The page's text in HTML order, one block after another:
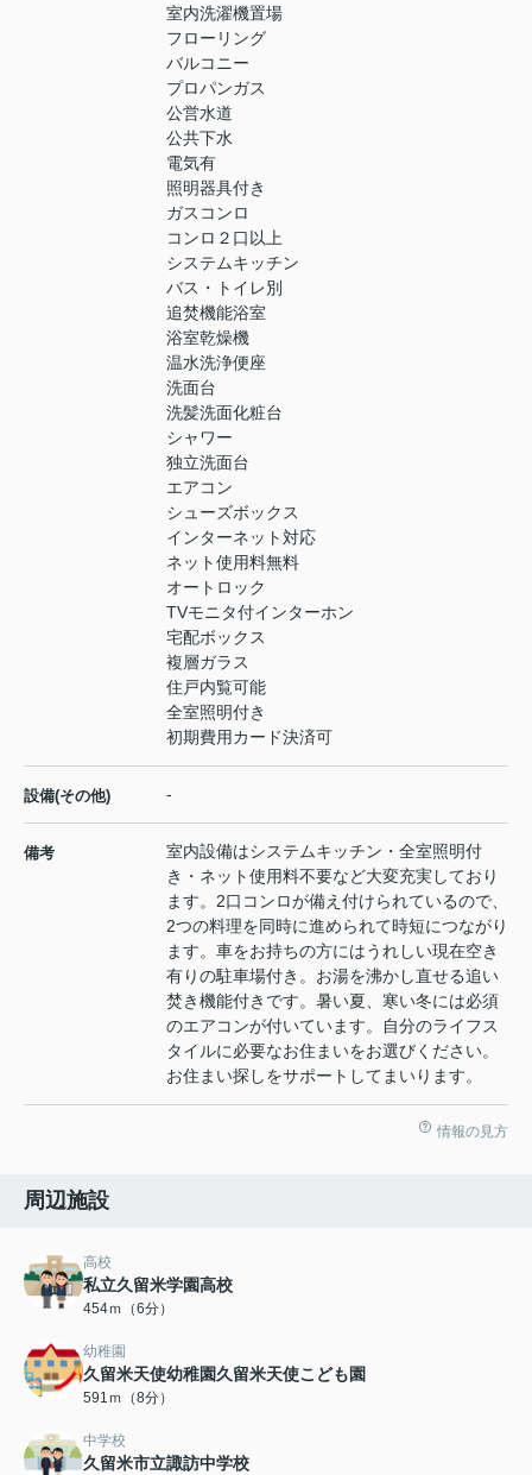
室内洗濯機置場
フローリング
バルコニー
プロパンガス
公営水道
公共下水
電気有
照明器具付き
ガスコンロ
コンロ２口以上
システムキッチン
バス・トイレ別
追焚機能浴室
浴室乾燥機
温水洗浄便座
洗面台
洗髪洗面化粧台
シャワー
独立洗面台
エアコン
シューズボックス
インターネット対応
ネット使用料無料
オートロック
TVモニタ付インターホン
宅配ボックス
複層ガラス
住戸内覧可能
全室照明付き
初期費用カード決済可
設備(その他) -
備考
室内設備はシステムキッチン・全室照明付
き・ネット使用料不要など大変充実しており
ます。2口コンロが備え付けられているので、
2つの料理を同時に進められて時短につながり
ます。車をお持ちの方にはうれしい現在空き
有りの駐車場付き。お湯を沸かし直せる追い
焚き機能付きです。暑い夏、寒い冬には必須
のエアコンが付いています。自分のライフス
タイルに必要なお住まいをお選びください。
お住まい探しをサポートしてまいります。
情報の見方
周辺施設
高校
私立久留米学園高校
454ｍ（6分）
幼稚園
久留米天使幼稚園久留米天使こども園
591ｍ（8分）
中学校
久留米市立諏訪中学校